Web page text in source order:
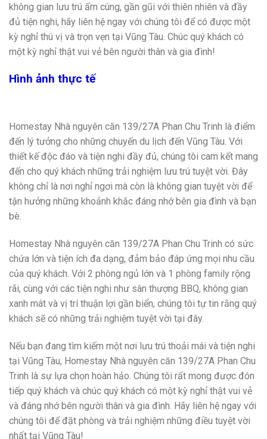
không gian lưu trú ấm cúng, gần gũi với thiên nhiên và đầy
đủ tiện nghi, hãy liên hệ ngay với chúng tôi để có được một
kỳ nghỉ thú vị và trọn vẹn tại Vũng Tàu. Chúc quý khách có
một kỳ nghỉ thật vui vẻ bên người thân và gia đình!
Hình ảnh thực tế
Homestay Nhà nguyên căn 139/27A Phan Chu Trinh là điểm
đến lý tưởng cho những chuyến du lịch đến Vũng Tàu. Với
thiết kế độc đáo và tiện nghi đầy đủ, chúng tôi cam kết mang
đến cho quý khách những trải nghiệm lưu trú tuyệt vời. Đây
không chỉ là nơi nghỉ ngơi mà còn là không gian tuyệt vời để
tận hưởng những khoảnh khắc đáng nhớ bên gia đình và bạn
bè.
Homestay Nhà nguyên căn 139/27A Phan Chu Trinh có sức
chứa lớn và tiện ích đa dạng, đảm bảo đáp ứng mọi nhu cầu
của quý khách. Với 2 phòng ngủ lớn và 1 phòng family rộng
rãi, cùng với các tiện nghi như sân thượng BBQ, không gian
xanh mát và vị trí thuận lợi gần biển, chúng tôi tự tin rằng quý
khách sẽ có những trải nghiệm tuyệt vời tại đây.
Nếu bạn đang tìm kiếm một nơi lưu trú thoải mái và tiện nghi
tại Vũng Tàu, Homestay Nhà nguyên căn 139/27A Phan Chu
Trinh là sự lựa chọn hoàn hảo. Chúng tôi rất mong được đón
tiếp quý khách và chúc quý khách có một kỳ nghỉ thật vui vẻ
và đáng nhớ bên người thân và gia đình. Hãy liên hệ ngay với
chúng tôi để đặt phòng và trải nghiệm những điều tuyệt vời
nhất tại Vũng Tàu!